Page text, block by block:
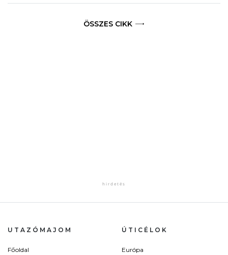
ÖSSZES CIKK
UTAZÓMAJOM
Főoldal
ÚTICÉLOK
Európa